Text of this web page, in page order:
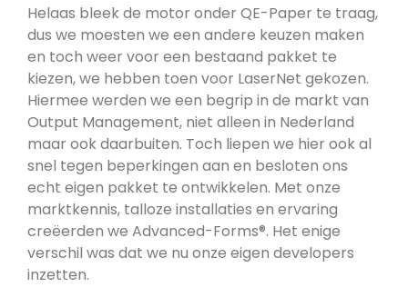
Helaas bleek de motor onder QE-Paper te traag,
dus we moesten we een andere keuzen maken
en toch weer voor een bestaand pakket te
kiezen, we hebben toen voor LaserNet gekozen.
Hiermee werden we een begrip in de markt van
Output Management, niet alleen in Nederland
maar ook daarbuiten. Toch liepen we hier ook al
snel tegen beperkingen aan en besloten ons
echt eigen pakket te ontwikkelen. Met onze
marktkennis, talloze installaties en ervaring
creëerden we Advanced-Forms®. Het enige
verschil was dat we nu onze eigen developers
inzetten.